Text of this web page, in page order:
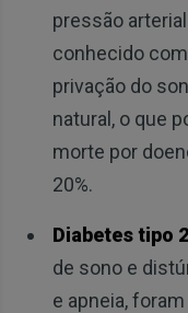
pressão
conhecido
privação do
natural, o que
morte por
20%.
Diabetes tipo
de sono e
e apneia,